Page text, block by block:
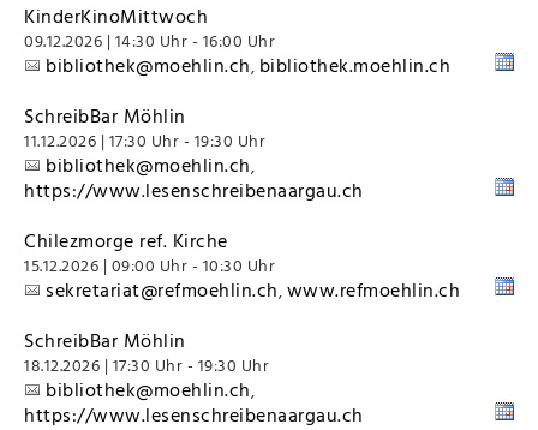
KinderKinoMittwoch
09.12.2026 | 14:30 Uhr - 16:00 Uhr
bibliothek@moehlin.ch, bibliothek.moehlin.ch
SchreibBar Möhlin
11.12.2026 | 17:30 Uhr - 19:30 Uhr
bibliothek@moehlin.ch,
https://www.lesenschreibenaargau.ch
Chilezmorge ref. Kirche
15.12.2026 | 09:00 Uhr - 10:30 Uhr
sekretariat@refmoehlin.ch,www.refmoehlin.ch
SchreibBar Möhlin
18.12.2026 | 17:30 Uhr - 19:30 Uhr
bibliothek@moehlin.ch,
https://www.lesenschreibenaargau.ch